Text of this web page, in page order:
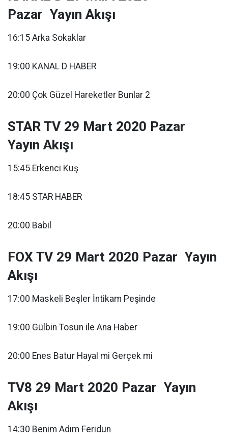
Pazar Yayın Akışı
16:15 Arka Sokaklar
19:00 KANAL D HABER
20:00 Çok Güzel Hareketler Bunlar 2
STAR TV 29 Mart 2020 Pazar
Yayın Akışı
15:45 Erkenci Kuş
18:45 STAR HABER
20:00 Babil
FOX TV 29 Mart 2020 Pazar Yayın
Akışı
17:00 Maskeli Beşler İntikam Peşinde
19:00 Gülbin Tosun ile Ana Haber
20:00 Enes Batur Hayal mi Gerçek mi
TV8 29 Mart 2020 Pazar Yayın
Akışı
14:30 Benim Adım Feridun